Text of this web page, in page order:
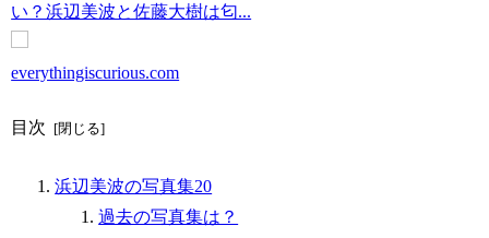
い？浜辺美波と佐藤大樹は匂...
everythingiscurious.com
目次
浜辺美波の写真集20
過去の写真集は？